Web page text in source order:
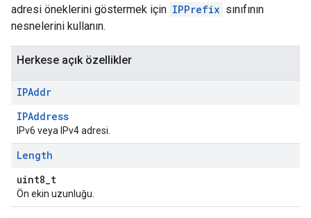
adresi öneklerini göstermek için IPPrefix sınıfının
nesnelerini kullanın.
Herkese açık özellikler
IPAddr
IPAddress
IPv6 veya IPv4 adresi.
Length
uint8_t
Ön ekin uzunluğu.